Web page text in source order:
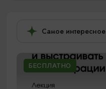
Самое интересное
БЕСПЛАТНО